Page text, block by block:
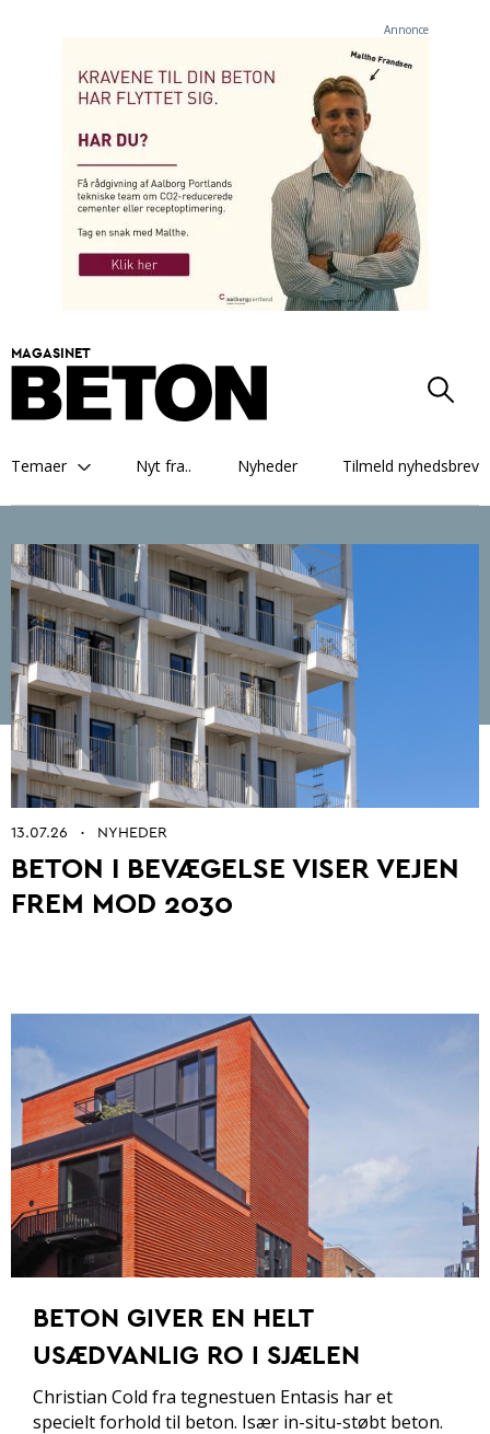
Annonce
MAGASINET
Temaer Nyt fra.. Nyheder Tilmeld nyhedsbrev
Betonarkitektur
Fremtidens betonbranche
Ung i betonbranchen
Grøn omstilling af beton
Kontrol og certificering
Digitalisering og automatisering
Anlæg
13.07.26 • NYHEDER
BETON I BEVÆGELSE VISER VEJEN
FREM MOD 2030
BETON GIVER EN HELT
USÆDVANLIG RO I SJÆLEN
Christian Cold fra tegnestuen Entasis har et
specielt forhold til beton. Især in-situ-støbt beton.